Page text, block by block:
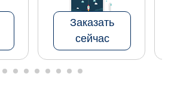
Заказать
сейчас